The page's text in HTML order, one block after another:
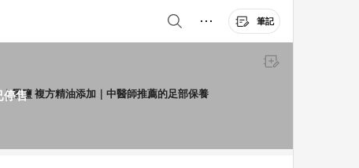
筆記
停售
黑鹽 複方精油添加｜中醫師推薦的足部保養